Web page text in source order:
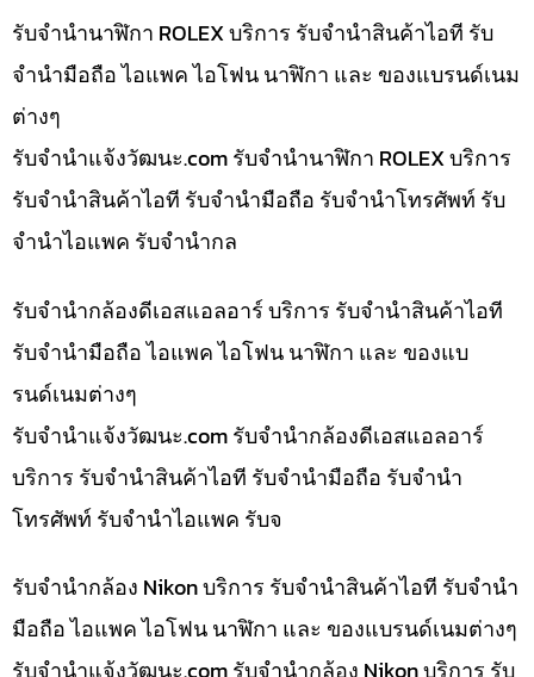
รับจำนำนาฬิกา ROLEX บริการ รับจำนำสินค้าไอที รับ
จำนำมือถือ ไอแพค ไอโฟน นาฬิกา และ ของแบรนด์เนม
ต่างๆ
รับจํานําแจ้งวัฒนะ.com รับจำนำนาฬิกา ROLEX บริการ
รับจำนำสินค้าไอที รับจำนำมือถือ รับจำนำโทรศัพท์ รับ
จำนำไอแพค รับจำนำกล
รับจำนำกล้องดีเอสแอลอาร์ บริการ รับจำนำสินค้าไอที
รับจำนำมือถือ ไอแพค ไอโฟน นาฬิกา และ ของแบ
รนด์เนมต่างๆ
รับจํานําแจ้งวัฒนะ.com รับจำนำกล้องดีเอสแอลอาร์
บริการ รับจำนำสินค้าไอที รับจำนำมือถือ รับจำนำ
โทรศัพท์ รับจำนำไอแพค รับจ
รับจำนำกล้อง Nikon บริการ รับจำนำสินค้าไอที รับจำนำ
มือถือ ไอแพค ไอโฟน นาฬิกา และ ของแบรนด์เนมต่างๆ